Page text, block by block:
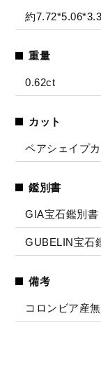
約
重量
0.62ct
カット
ペアシェイプ
鑑別書
GIA宝石鑑別書
GUBELIN宝石
備考
コロンビア産